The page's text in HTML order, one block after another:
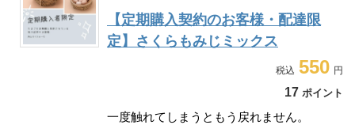
【定期購入契約のお客様・配達限
定】さくらもみじミックス
550
17 ポイント
一度触れてしまうともう戻れません。